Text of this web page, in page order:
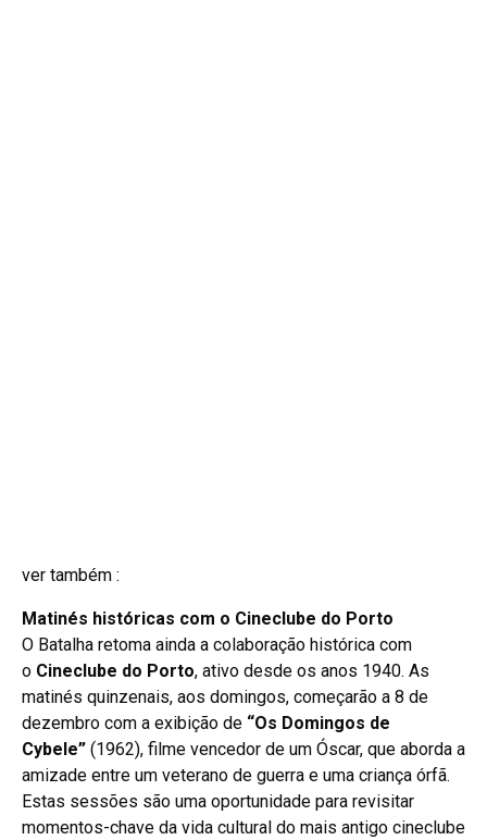
ver também :
Matinés históricas com o Cineclube do Porto
O Batalha retoma ainda a colaboração histórica com
o Cineclube do Porto, ativo desde os anos 1940. As
matinés quinzenais, aos domingos, começarão a 8 de
dezembro com a exibição de “Os Domingos de
Cybele” (1962), filme vencedor de um Óscar, que aborda a
amizade entre um veterano de guerra e uma criança órfã.
Estas sessões são uma oportunidade para revisitar
momentos-chave da vida cultural do mais antigo cineclube